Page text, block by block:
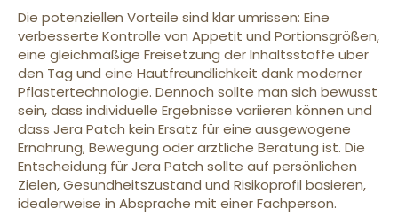
Die potenziellen Vorteile sind klar umrissen: Eine
verbesserte Kontrolle von Appetit und Portionsgrößen,
eine gleichmäßige Freisetzung der Inhaltsstoffe über
den Tag und eine Hautfreundlichkeit dank moderner
Pflastertechnologie. Dennoch sollte man sich bewusst
sein, dass individuelle Ergebnisse variieren können und
dass Jera Patch kein Ersatz für eine ausgewogene
Ernährung, Bewegung oder ärztliche Beratung ist. Die
Entscheidung für Jera Patch sollte auf persönlichen
Zielen, Gesundheitszustand und Risikoprofil basieren,
idealerweise in Absprache mit einer Fachperson.